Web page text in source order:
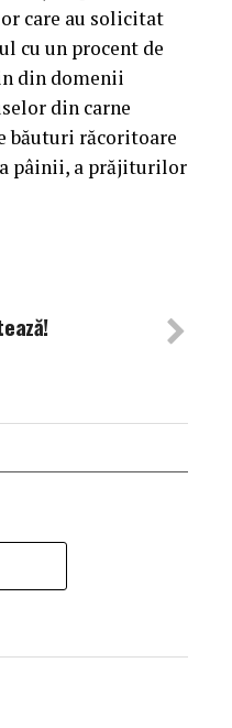
care au solicitat
cu un procent de
din domenii
din carne
băuturi răcoritoare
pâinii, a prăjiturilor